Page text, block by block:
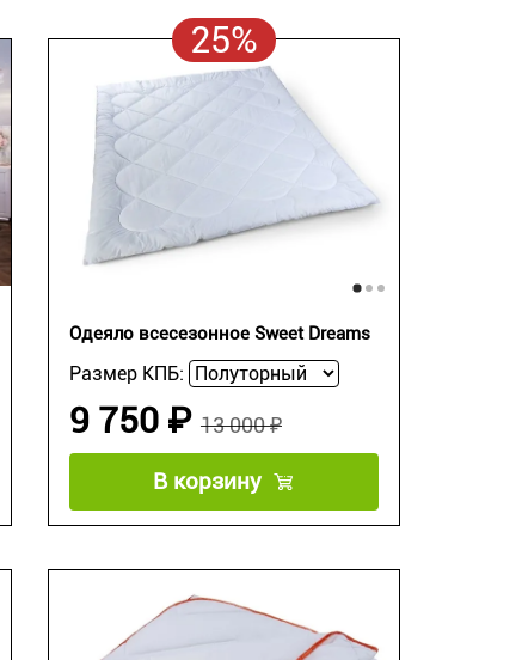
25%
Одеяло всесезонное Sweet Dreams
Размер КПБ:
13 000 ₽
9 750 ₽
В корзину